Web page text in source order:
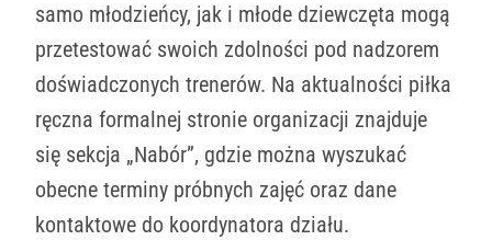
samo młodzieńcy, jak i młode dziewczęta mogą
przetestować swoich zdolności pod nadzorem
doświadczonych trenerów. Na aktualności piłka
ręczna formalnej stronie organizacji znajduje
się sekcja „Nabór”, gdzie można wyszukać
obecne terminy próbnych zajęć oraz dane
kontaktowe do koordynatora działu.